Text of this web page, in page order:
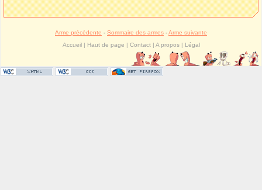
Arme précédente - Sommaire des armes -Arme suivante
Accueil| Haut de page | Contact| A propos| Légal